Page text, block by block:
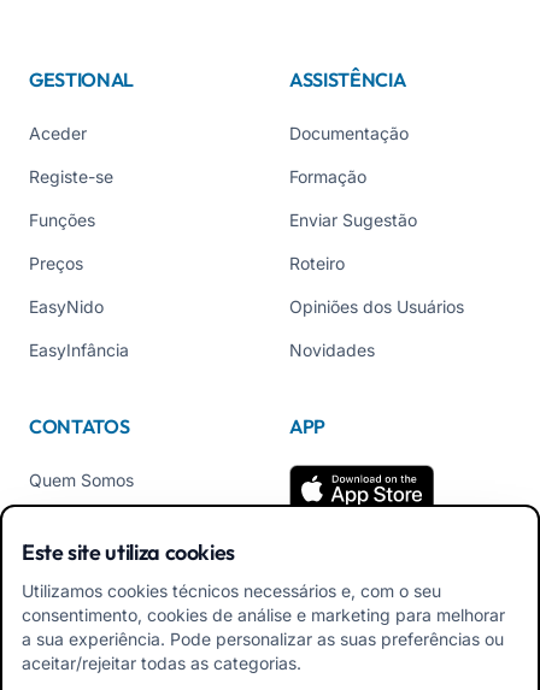
GESTIONAL
Aceder
Registe-se
Funções
Preços
EasyNido
EasyInfância
ASSISTÊNCIA
Documentação
Formação
Enviar Sugestão
Roteiro
Opiniões dos Usuários
Novidades
CONTATOS
Quem Somos
Tel +39 02 84152514
APP
Baixe o APK do App para
Baixar APK App
Este site utiliza cookies
Utilizamos cookies técnicos necessários e, com o seu
consentimento, cookies de análise e marketing para melhorar
a sua experiência. Pode personalizar as suas preferências ou
aceitar/rejeitar todas as categorias.